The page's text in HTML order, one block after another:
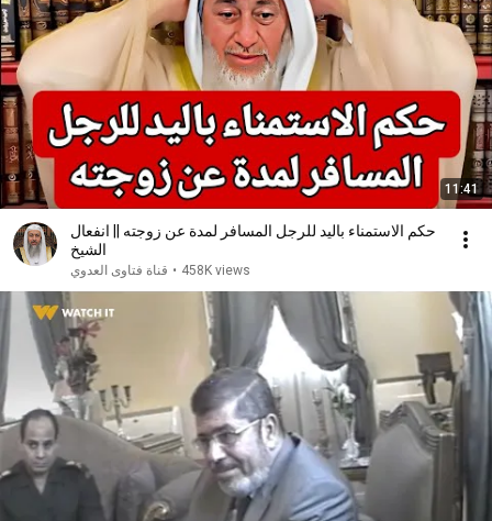
11:41
حكم الاستمناء باليد للرجل المسافر لمدة عن زوجته || انفعال
الشيخ
قناة فتاوى العدوي • 458K views